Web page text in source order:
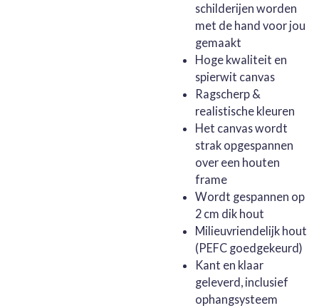
schilderijen worden
met de hand voor jou
gemaakt
Hoge kwaliteit en
spierwit canvas
Ragscherp &
realistische kleuren
Het canvas wordt
strak opgespannen
over een houten
frame
Wordt gespannen op
2 cm dik hout
Milieuvriendelijk hout
(PEFC goedgekeurd)
Kant en klaar
geleverd, inclusief
ophangsysteem